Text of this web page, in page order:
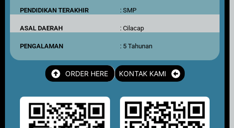
PENDIDIKAN TERAKHIR : SMP
ASAL DAERAH : Cilacap
PENGALAMAN : 5 Tahunan
ORDER HERE KONTAK KAMI